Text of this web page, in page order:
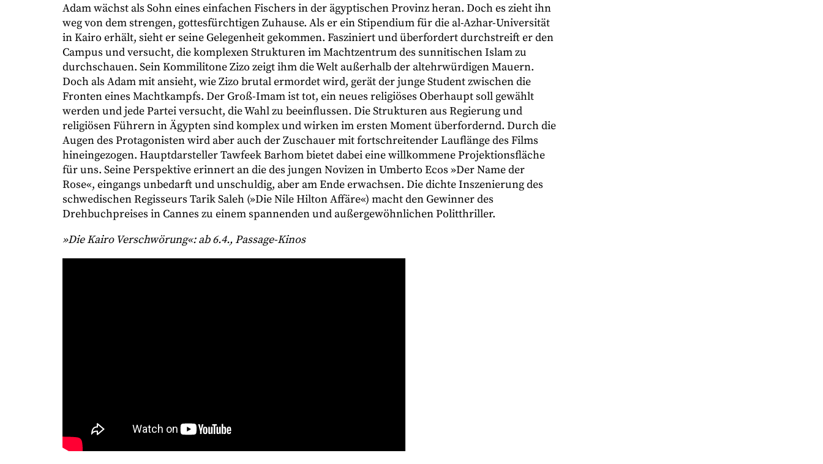
Adam wächst als Sohn eines einfachen Fischers in der ägyptischen Provinz heran. Doch es zieht ihn
weg von dem strengen, gottesfürchtigen Zuhause. Als er ein Stipendium für die al-Azhar-Universität
in Kairo erhält, sieht er seine Gelegenheit gekommen. Fasziniert und überfordert durchstreift er den
Campus und versucht, die komplexen Strukturen im Machtzentrum des sunnitischen Islam zu
durchschauen. Sein Kommilitone Zizo zeigt ihm die Welt außerhalb der altehrwürdigen Mauern.
Doch als Adam mit ansieht, wie Zizo brutal ermordet wird, gerät der junge Student zwischen die
Fronten eines Machtkampfs. Der Groß-Imam ist tot, ein neues religiöses Oberhaupt soll gewählt
werden und jede Partei versucht, die Wahl zu beeinflussen. Die Strukturen aus Regierung und
religiösen Führern in Ägypten sind komplex und wirken im ersten Moment überfordernd. Durch die
Augen des Protagonisten wird aber auch der Zuschauer mit fortschreitender Lauflänge des Films
hineingezogen. Hauptdarsteller Tawfeek Barhom bietet dabei eine willkommene Projektionsfläche
für uns. Seine Perspektive erinnert an die des jungen Novizen in Umberto Ecos »Der Name der
Rose«, eingangs unbedarft und unschuldig, aber am Ende erwachsen. Die dichte Inszenierung des
schwedischen Regisseurs Tarik Saleh (»Die Nile Hilton Affäre«) macht den Gewinner des
Drehbuchpreises in Cannes zu einem spannenden und außergewöhnlichen Politthriller.
»Die Kairo Verschwörung«: ab 6.4., Passage-Kinos